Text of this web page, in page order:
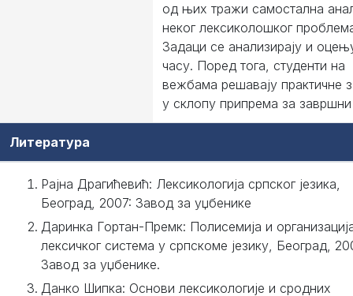
од њих тражи самостална
неког лексиколошког
Задаци се анализирају и
часу. Поред тога, студенти на
вежбама решавају практичне
у склопу припрема за завршни
Литература
Рајна Драгићевић: Лексикологија српског језика,
Београд, 2007: Завод за уџбенике
Даринка Гортан-Премк: Полисемија и
лексичког система у српскоме језику, Београд,
Завод за уџбенике.
Данко Шипка: Основи лексикологије и сродних